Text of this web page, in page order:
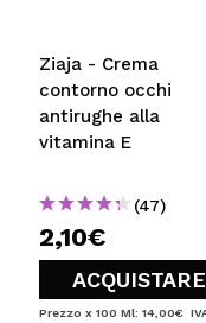
Ziaja - Crema
contorno occhi
antirughe alla
vitamina E
(47)
2,10€
ACQUISTARE
Prezzo x 100 Ml: 14,00€